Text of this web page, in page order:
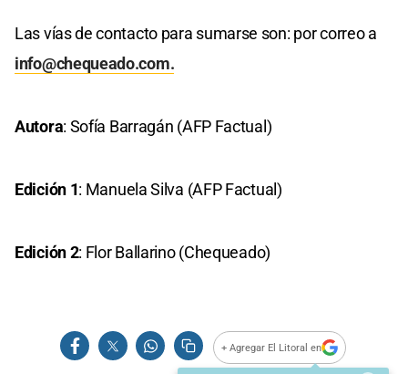
Las vías de contacto para sumarse son: por correo a
info@chequeado.com.
Autora: Sofía Barragán (AFP Factual)
Edición 1: Manuela Silva (AFP Factual)
Edición 2: Flor Ballarino (Chequeado)
+ Agregar El Litoral en